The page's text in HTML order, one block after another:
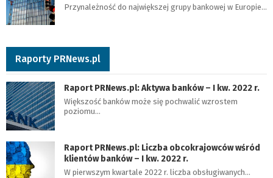
Przynależność do największej grupy bankowej w Europie…
Raporty PRNews.pl
Raport PRNews.pl: Aktywa banków – I kw. 2022 r.
Większość banków może się pochwalić wzrostem
poziomu…
Raport PRNews.pl: Liczba obcokrajowców wśród
klientów banków – I kw. 2022 r.
W pierwszym kwartale 2022 r. liczba obsługiwanych…